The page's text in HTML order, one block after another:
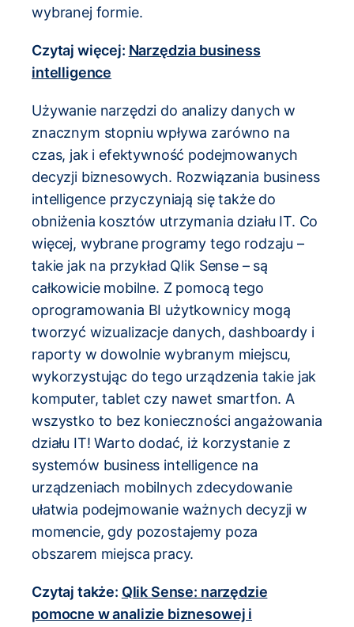
wybranej formie.
Czytaj więcej: Narzędzia business
intelligence
Używanie narzędzi do analizy danych w
znacznym stopniu wpływa zarówno na
czas, jak i efektywność podejmowanych
decyzji biznesowych. Rozwiązania business
intelligence przyczyniają się także do
obniżenia kosztów utrzymania działu IT. Co
więcej, wybrane programy tego rodzaju –
takie jak na przykład Qlik Sense – są
całkowicie mobilne. Z pomocą tego
oprogramowania BI użytkownicy mogą
tworzyć wizualizacje danych, dashboardy i
raporty w dowolnie wybranym miejscu,
wykorzystując do tego urządzenia takie jak
komputer, tablet czy nawet smartfon. A
wszystko to bez konieczności angażowania
działu IT! Warto dodać, iż korzystanie z
systemów business intelligence na
urządzeniach mobilnych zdecydowanie
ułatwia podejmowanie ważnych decyzji w
momencie, gdy pozostajemy poza
obszarem miejsca pracy.
Czytaj także: Qlik Sense: narzędzie
pomocne w analizie biznesowej i